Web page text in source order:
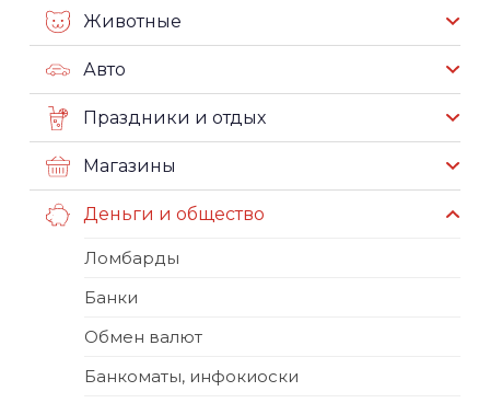
Животные
Авто
Праздники и отдых
Магазины
Деньги и общество
Ломбарды
Банки
Обмен валют
Банкоматы, инфокиоски